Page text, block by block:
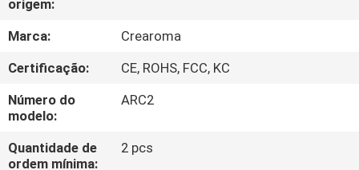
SHOW
DE
RV
SOBRE
NÓS
origem:
Marca:
Crearoma
Certificação:
CE, ROHS, FCC, KC
Número do
modelo:
ARC2
Quantidade de
ordem mínima:
2 pcs